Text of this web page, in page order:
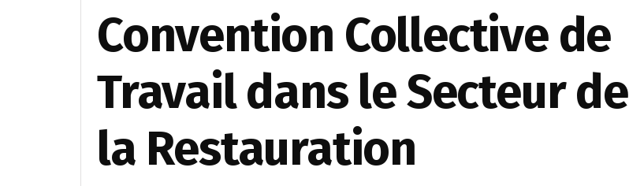
Convention Collective de
Travail dans le Secteur de
la Restauration